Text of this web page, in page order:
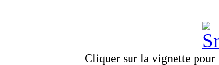
Cliquer sur la vignette